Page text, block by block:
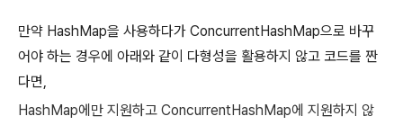
만약 HashMap을 사용하다가 ConcurrentHashMap으로 바꾸
어야 하는 경우에 아래와 같이 다형성을 활용하지 않고 코드를 짠
다면,
HashMap에만 지원하고 ConcurrentHashMap에 지원하지 않